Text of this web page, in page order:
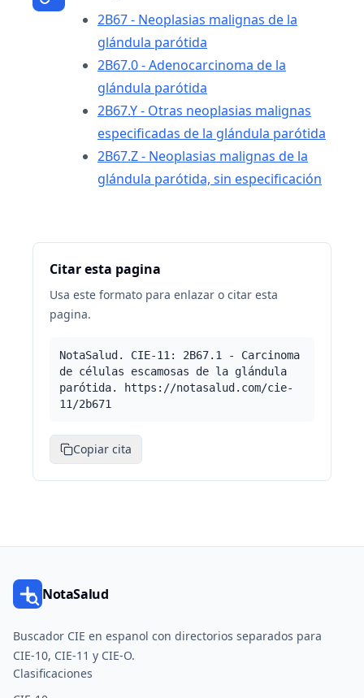
2B67 - Neoplasias malignas de la
glándula parótida
2B67.0 - Adenocarcinoma de la
glándula parótida
2B67.Y - Otras neoplasias malignas
especificadas de la glándula parótida
2B67.Z - Neoplasias malignas de la
glándula parótida, sin especificación
Citar esta pagina
Usa este formato para enlazar o citar esta
pagina.
NotaSalud. CIE-11: 2B67.1 - Carcinoma
de células escamosas de la glándula
parótida. https://notasalud.com/cie-
11/2b671
Copiar cita
NotaSalud
Buscador CIE en espanol con directorios separados para
CIE-10, CIE-11 y CIE-O.
Clasificaciones